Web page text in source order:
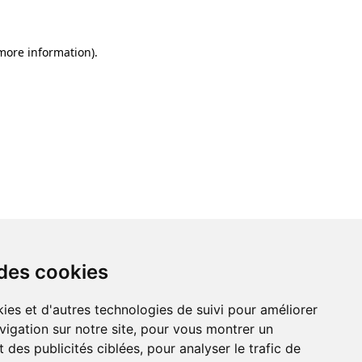
cookies
et d'autres technologies de suivi pour améliorer
sur notre site, pour vous montrer un
des publicités ciblées, pour analyser le trafic de
information).